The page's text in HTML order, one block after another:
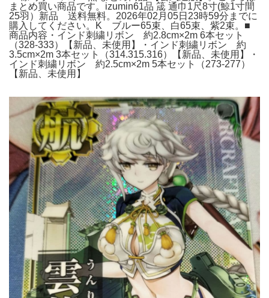
まとめ買い商品です。izumin61品 筬 通巾1尺8寸(鯨1寸間
25羽）新品 送料無料。2026年02月05日23時59分までに
購入してください。K ブルー65束、白65束、紫2束。■
商品内容・インド刺繍リボン 約2.8cm×2m 6本セット
（328-333）【新品、未使用】・インド刺繍リボン 約
3.5cm×2m 3本セット（314.315.316）【新品、未使用】・
インド刺繍リボン 約2.5cm×2m 5本セット（273-277）
【新品、未使用】